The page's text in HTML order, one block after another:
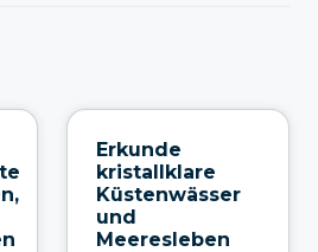
Erkunde
kristallklare
Küstenwässer
und
Meeresleben